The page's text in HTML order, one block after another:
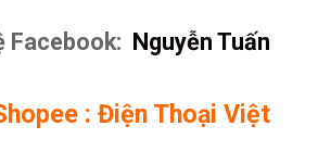
Facebook: Nguyễn Tuấn
:Điện Thoại Việt